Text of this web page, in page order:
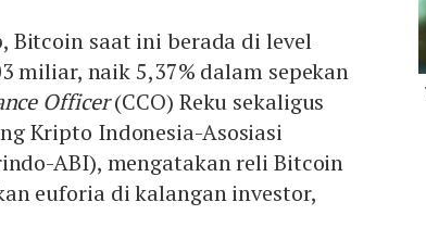
Bitcoin saat ini berada di level
miliar, naik 5,37% dalam sepekan
Officer(CCO) Reku sekaligus
Kripto Indonesia-Asosiasi
ABI), mengatakan reli Bitcoin
euforia di kalangan investor,